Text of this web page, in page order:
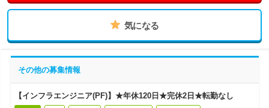
気になる
その他の募集情報
【インフラエンジニア(PF)】★年休120日★完休2日★転勤なし